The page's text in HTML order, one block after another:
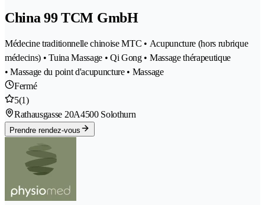
China 99 TCM GmbH
Médecine traditionnelle chinoise MTC • Acupuncture (hors rubrique
médecins) • Tuina Massage • Qi Gong • Massage thérapeutique
• Massage du point d'acupuncture • Massage
Fermé
5(1)
Rathausgasse 20A4500 Solothurn
Prendre rendez-vous